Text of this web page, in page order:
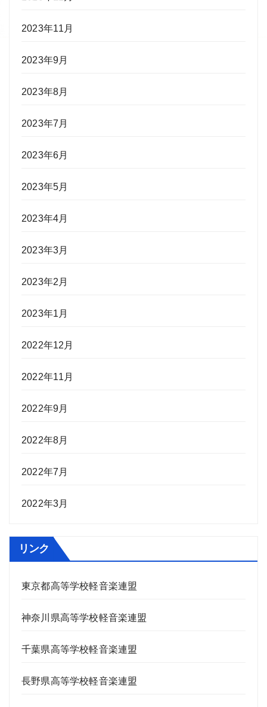
2023年11月
2023年9月
2023年8月
2023年7月
2023年6月
2023年5月
2023年4月
2023年3月
2023年2月
2023年1月
2022年12月
2022年11月
2022年9月
2022年8月
2022年7月
2022年3月
リンク
東京都高等学校軽音楽連盟
神奈川県高等学校軽音楽連盟
千葉県高等学校軽音楽連盟
長野県高等学校軽音楽連盟